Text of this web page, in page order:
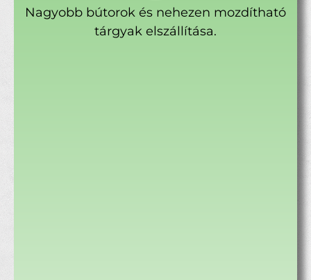
Nagyobb bútorok és nehezen mozdítható
tárgyak elszállítása.